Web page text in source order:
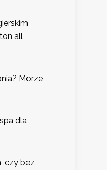
all
Morze
dla
czy bez